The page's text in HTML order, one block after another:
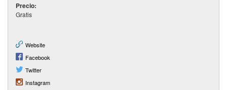
Precio:
Gratis
Website
Facebook
Twitter
Instagram